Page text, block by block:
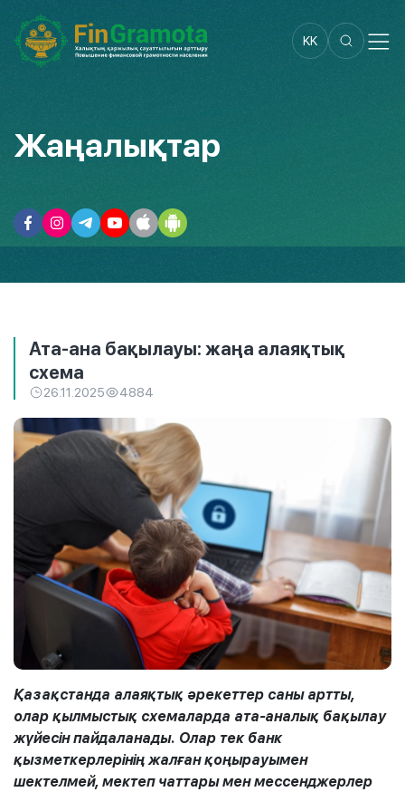
KK
Жаңалықтар
Ата-ана бақылауы: жаңа алаяқтық
схема
26.11.2025 4884
Қазақстанда алаяқтық әрекеттер саны артты,
олар қылмыстық схемаларда ата-аналық бақылау
жүйесін пайдаланады. Олар тек банк
қызметкерлерінің жалған қоңырауымен
шектелмей, мектеп чаттары мен мессенджерлер